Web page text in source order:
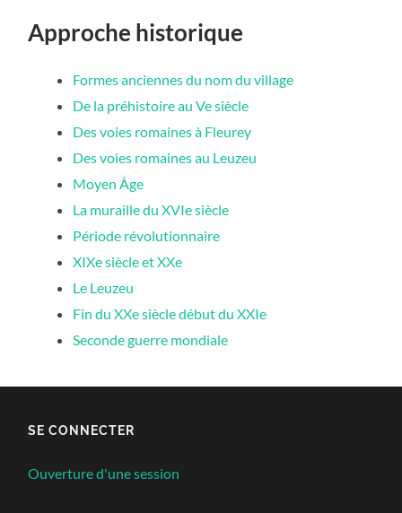
Approche historique
Formes anciennes du nom du village
De la préhistoire au Ve siècle
Des voies romaines à Fleurey
Des voies romaines au Leuzeu
Moyen Âge
La muraille du XVIe siècle
Période révolutionnaire
XIXe siècle et XXe
Le Leuzeu
Fin du XXe siècle début du XXIe
Seconde guerre mondiale
SE CONNECTER
Ouverture d'une session